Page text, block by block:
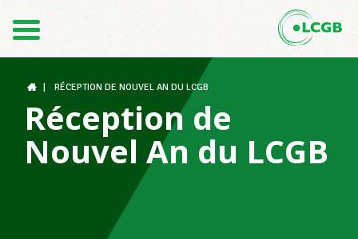
FR
Der LCGB
Gewerkschaftsstrukturen
RÉCEPTION DE NOUVEL AN DU LCGB
Réception de
Nouvel An du LCGB